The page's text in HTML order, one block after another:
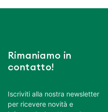
Rimaniamo in
contatto!
Iscriviti alla nostra newsletter
per ricevere novità e